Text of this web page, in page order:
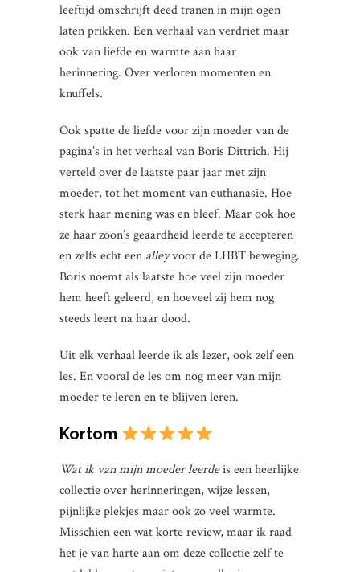
leeftijd omschrijft deed tranen in mijn ogen
laten prikken. Een verhaal van verdriet maar
ook van liefde en warmte aan haar
herinnering. Over verloren momenten en
knuffels.
Ook spatte de liefde voor zijn moeder van de
pagina’s in het verhaal van Boris Dittrich. Hij
verteld over de laatste paar jaar met zijn
moeder, tot het moment van euthanasie. Hoe
sterk haar mening was en bleef. Maar ook hoe
ze haar zoon’s geaardheid leerde te accepteren
en zelfs echt een alleyvoor de LHBT beweging.
Boris noemt als laatste hoe veel zijn moeder
hem heeft geleerd, en hoeveel zij hem nog
steeds leert na haar dood.
Uit elk verhaal leerde ik als lezer, ook zelf een
les. En vooral de les om nog meer van mijn
moeder te leren en te blijven leren.
Kortom
Wat ik van mijn moeder leerdeis een heerlijke
collectie over herinneringen, wijze lessen,
pijnlijke plekjes maar ook zo veel warmte.
Misschien een wat korte review, maar ik raad
het je van harte aan om deze collectie zelf te